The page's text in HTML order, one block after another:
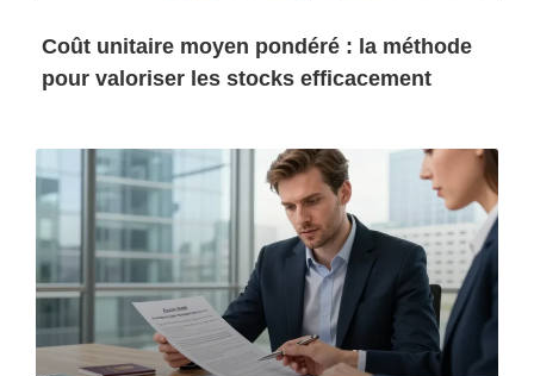
Coût unitaire moyen pondéré : la méthode
pour valoriser les stocks efficacement